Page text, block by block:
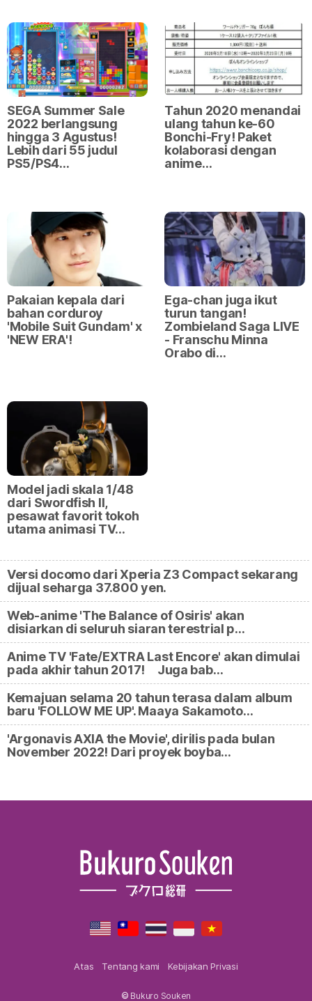
SEGA Summer Sale
2022 berlangsung
hingga 3 Agustus!
Lebih dari 55 judul
PS5/PS4…
Tahun 2020 menandai
ulang tahun ke-60
Bonchi-Fry! Paket
kolaborasi dengan
anime…
Pakaian kepala dari
bahan corduroy
'Mobile Suit Gundam' x
'NEW ERA'!
Ega-chan juga ikut
turun tangan!
Zombieland Saga LIVE
- Franschu Minna
Orabo di…
Model jadi skala 1/48
dari Swordfish II,
pesawat favorit tokoh
utama animasi TV…
Versi docomo dari Xperia Z3 Compact sekarang
dijual seharga 37.800 yen.
Web-anime 'The Balance of Osiris' akan
disiarkan di seluruh siaran terestrial p…
Anime TV 'Fate/EXTRA Last Encore' akan dimulai
pada akhir tahun 2017! Juga bab…
Kemajuan selama 20 tahun terasa dalam album
baru 'FOLLOW ME UP'. Maaya Sakamoto…
'Argonavis AXIA the Movie', dirilis pada bulan
November 2022! Dari proyek boyba…
Atas Tentang kami Kebijakan Privasi
© Bukuro Souken